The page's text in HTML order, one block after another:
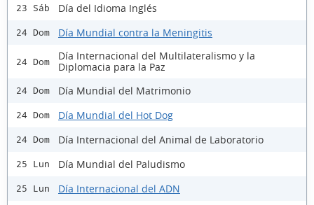
23 Sáb Día del Idioma Inglés
24 Dom Día Mundial contra la Meningitis
24 Dom
Día Internacional del Multilateralismo y la
Diplomacia para la Paz
24 Dom Día Mundial del Matrimonio
24 Dom Día Mundial del Hot Dog
24 Dom Día Internacional del Animal de Laboratorio
25 Lun Día Mundial del Paludismo
25 Lun Día Internacional del ADN